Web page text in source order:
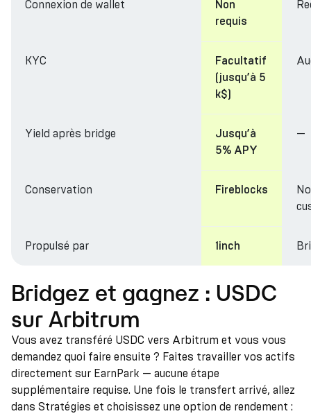
Connexion de wallet
Non
requis
KYC
Facultatif
(jusqu’à 5
k$)
Yield après bridge
Jusqu’à
5% APY
—
Conservation Fireblocks
Propulsé par 1inch
Bridgez et gagnez : USDC
sur Arbitrum
Vous avez transféré USDC vers Arbitrum et vous vous
demandez quoi faire ensuite ? Faites travailler vos actifs
directement sur EarnPark — aucune étape
supplémentaire requise. Une fois le transfert arrivé, allez
dans Stratégies et choisissez une option de rendement :